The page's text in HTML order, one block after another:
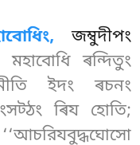
জম্বুদীপং
ৰন্দিতুং
ইদং ৰচনং
ৰিয হোতি;